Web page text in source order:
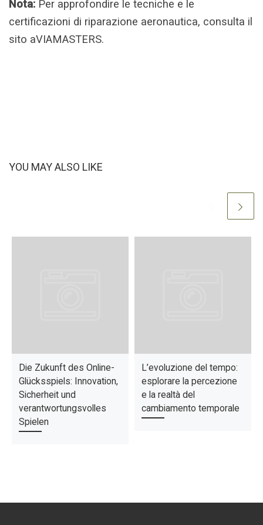
Nota: Per approfondire le tecniche e le
certificazioni di riparazione aeronautica, consulta il
sito aVIAMASTERS.
YOU MAY ALSO LIKE
Die Zukunft des Online-
Glücksspiels: Innovation,
Sicherheit und
verantwortungsvolles
Spielen
L’evoluzione del tempo:
esplorare la percezione
e la realtà del
cambiamento temporale